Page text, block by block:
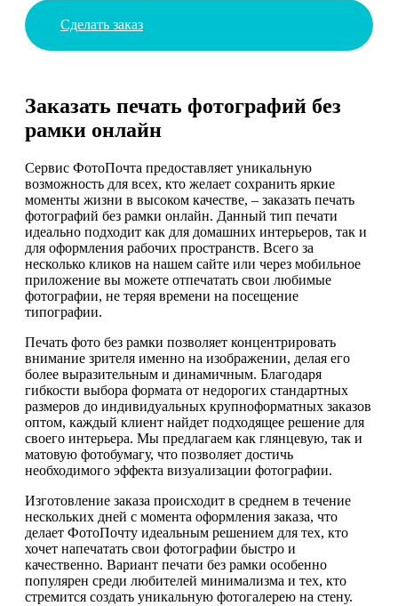
Сделать заказ
Заказать печать фотографий без
рамки онлайн
Сервис ФотоПочта предоставляет уникальную
возможность для всех, кто желает сохранить яркие
моменты жизни в высоком качестве, – заказать печать
фотографий без рамки онлайн. Данный тип печати
идеально подходит как для домашних интерьеров, так и
для оформления рабочих пространств. Всего за
несколько кликов на нашем сайте или через мобильное
приложение вы можете отпечатать свои любимые
фотографии, не теряя времени на посещение
типографии.
Печать фото без рамки позволяет концентрировать
внимание зрителя именно на изображении, делая его
более выразительным и динамичным. Благодаря
гибкости выбора формата от недорогих стандартных
размеров до индивидуальных крупноформатных заказов
оптом, каждый клиент найдет подходящее решение для
своего интерьера. Мы предлагаем как глянцевую, так и
матовую фотобумагу, что позволяет достичь
необходимого эффекта визуализации фотографии.
Изготовление заказа происходит в среднем в течение
нескольких дней с момента оформления заказа, что
делает ФотоПочту идеальным решением для тех, кто
хочет напечатать свои фотографии быстро и
качественно. Вариант печати без рамки особенно
популярен среди любителей минимализма и тех, кто
стремится создать уникальную фотогалерею на стену.